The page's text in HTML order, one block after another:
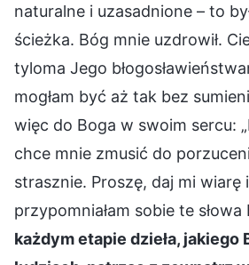
naturalne i uzasadnione – to
ścieżka. Bóg mnie uzdrowił.
tyloma Jego
mogłam być aż tak bez
więc do Boga w swoim sercu:
chce mnie zmusić do
strasznie. Proszę, daj mi wiarę i
przypomniałam sobie te słowa
każdym etapie dzieła, jakiego